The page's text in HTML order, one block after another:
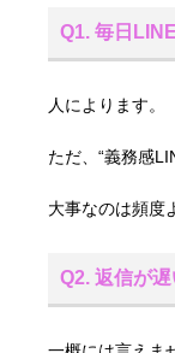
Q1. 毎日
人によります。
ただ、“義務感
大事なのは頻度
Q2. 返信が